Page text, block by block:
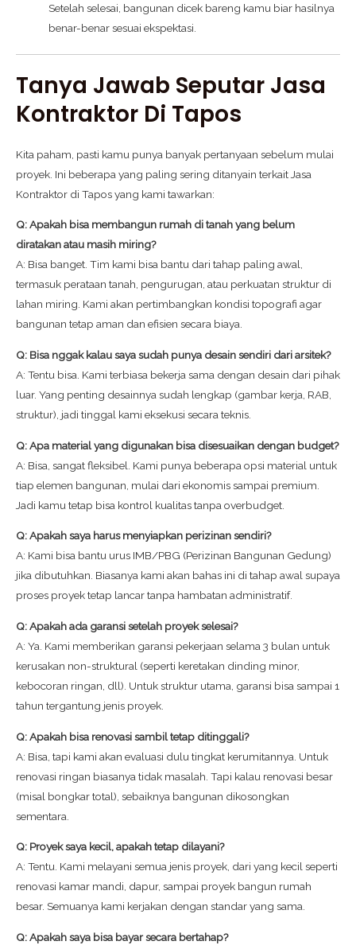
Setelah selesai, bangunan dicek bareng kamu biar hasilnya
benar-benar sesuai ekspektasi.
Tanya Jawab Seputar Jasa
Kontraktor Di Tapos
Kita paham, pasti kamu punya banyak pertanyaan sebelum mulai
proyek. Ini beberapa yang paling sering ditanyain terkait Jasa
Kontraktor di Tapos yang kami tawarkan:
Q: Apakah bisa membangun rumah di tanah yang belum
diratakan atau masih miring?
A: Bisa banget. Tim kami bisa bantu dari tahap paling awal,
termasuk perataan tanah, pengurugan, atau perkuatan struktur di
lahan miring. Kami akan pertimbangkan kondisi topografi agar
bangunan tetap aman dan efisien secara biaya.
Q: Bisa nggak kalau saya sudah punya desain sendiri dari arsitek?
A: Tentu bisa. Kami terbiasa bekerja sama dengan desain dari pihak
luar. Yang penting desainnya sudah lengkap (gambar kerja, RAB,
struktur), jadi tinggal kami eksekusi secara teknis.
Q: Apa material yang digunakan bisa disesuaikan dengan budget?
A: Bisa, sangat fleksibel. Kami punya beberapa opsi material untuk
tiap elemen bangunan, mulai dari ekonomis sampai premium.
Jadi kamu tetap bisa kontrol kualitas tanpa overbudget.
Q: Apakah saya harus menyiapkan perizinan sendiri?
A: Kami bisa bantu urus IMB/PBG (Perizinan Bangunan Gedung)
jika dibutuhkan. Biasanya kami akan bahas ini di tahap awal supaya
proses proyek tetap lancar tanpa hambatan administratif.
Q: Apakah ada garansi setelah proyek selesai?
A: Ya. Kami memberikan garansi pekerjaan selama 3 bulan untuk
kerusakan non-struktural (seperti keretakan dinding minor,
kebocoran ringan, dll). Untuk struktur utama, garansi bisa sampai 1
tahun tergantung jenis proyek.
Q: Apakah bisa renovasi sambil tetap ditinggali?
A: Bisa, tapi kami akan evaluasi dulu tingkat kerumitannya. Untuk
renovasi ringan biasanya tidak masalah. Tapi kalau renovasi besar
(misal bongkar total), sebaiknya bangunan dikosongkan
sementara.
Q: Proyek saya kecil, apakah tetap dilayani?
A: Tentu. Kami melayani semua jenis proyek, dari yang kecil seperti
renovasi kamar mandi, dapur, sampai proyek bangun rumah
besar. Semuanya kami kerjakan dengan standar yang sama.
Q: Apakah saya bisa bayar secara bertahap?